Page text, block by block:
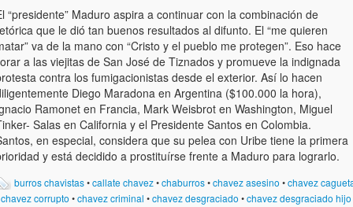
“presidente” Maduro aspira a continuar con la combinación de
que le dió tan buenos resultados al difunto. El “me quieren
va de la mano con “Cristo y el pueblo me protegen”. Eso hace
a las viejitas de San José de Tiznados y promueve la indignada
contra los fumigacionistas desde el exterior. Así lo hacen
Diego Maradona en Argentina ($100.000 la hora),
Ramonet en Francia, Mark Weisbrot en Washington, Miguel
Salas en California y el Presidente Santos en Colombia.
en especial, considera que su pelea con Uribe tiene la primera
y está decidido a prostituírse frente a Maduro para lograrlo.
burros chavistas•callate chavez•chaburros•chavez asesino •chavez
chavez corrupto •chavez criminal •chavez desgraciado •chavez desgraciado hijo